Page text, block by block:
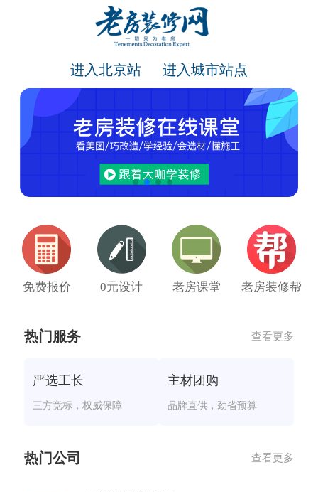
进入北京站 进入城市站点
免费报价 0元设计 老房课堂 老房装修帮
热门服务 查看更多
严选工长
三方竞标，权威保障
主材团购
品牌直供，劲省预算
热门公司 查看更多